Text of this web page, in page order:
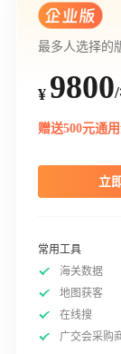
最多人选择的
¥ 9800
赠送500元通
立
常用工具
海关数据
地图获客
在线搜
广交会采购